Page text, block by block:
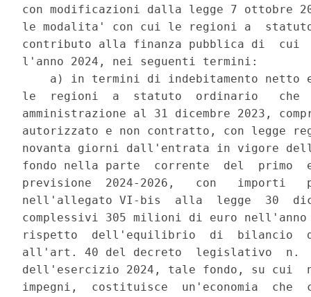
con modificazioni dalla legge 7 ottobre
le modalita' con cui le regioni a
contributo alla finanza pubblica di  cui
l'anno 2024, nei seguenti termini:
a) in termini di indebitamento netto
le  regioni  a  statuto  ordinario   che
amministrazione al 31 dicembre 2023,
autorizzato e non contratto, con legge
novanta giorni dall'entrata in vigore
fondo nella parte  corrente  del  primo
previsione  2024-2026,   con
nell'allegato VI-bis  alla  legge  30
complessivi 305 milioni di euro
rispetto  dell'equilibrio  di  bilancio
all'art. 40 del decreto  legislativo  n.
dell'esercizio 2024, tale fondo, su cui
impegni,  costituisce  un'economia